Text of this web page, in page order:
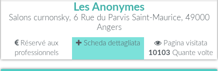
Les Anonymes
Salons curnonsky, 6 Rue du Parvis Saint-Maurice, 49000
Angers
Réservé aux
professionnels
Scheda dettagliata
Pagina visitata
10103 Quante volte